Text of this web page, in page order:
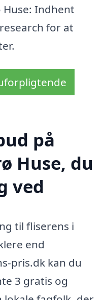
Indhent
for at
på
Huse, du
ved
til fliserens i
end
pris.dk kan du
3 gratis og